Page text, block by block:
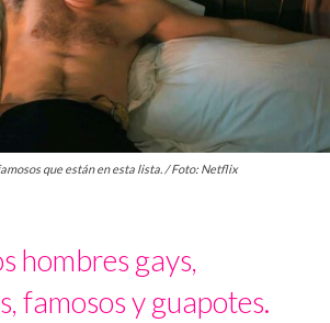
que están en esta lista. / Foto: Netflix
hombres gays,
famosos y guapotes.